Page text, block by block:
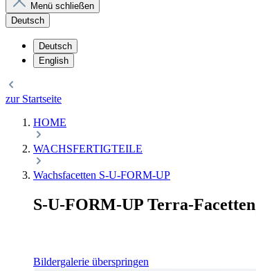
Menü schließen
Deutsch
Deutsch
English
zur Startseite
HOME
WACHSFERTIGTEILE
Wachsfacetten S-U-FORM-UP
S-U-FORM-UP Terra-
Bildergalerie überspringen